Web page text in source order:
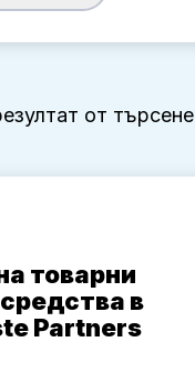
от
товарни
в
Partners